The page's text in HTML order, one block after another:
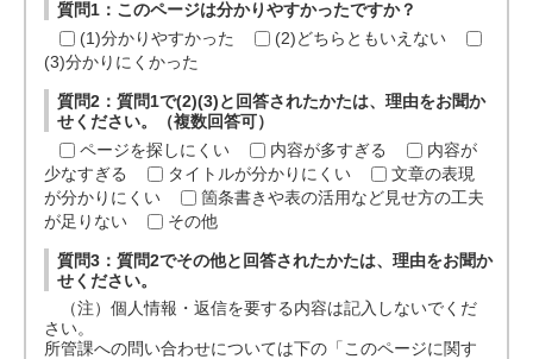
質問1：このページは分かりやすかったですか？
(1)分かりやすかった
(2)どちらともいえない
(3)分かりにくかった
質問2：質問1で(2)(3)と回答されたかたは、理由をお聞か
せください。（複数回答可）
ページを探しにくい
内容が多すぎる
内容が
少なすぎる
タイトルが分かりにくい
文章の表現
が分かりにくい
箇条書きや表の活用など見せ方の工夫
が足りない
その他
質問3：質問2でその他と回答されたかたは、理由をお聞か
せください。
（注）個人情報・返信を要する内容は記入しないでくだ
さい。
所管課への問い合わせについては下の「このページに関す